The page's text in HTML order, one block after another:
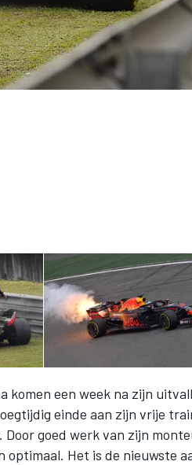
komen een week na zijn
einde aan zijn vrije
goed werk van zijn
optimaal. Het is de nieuwste